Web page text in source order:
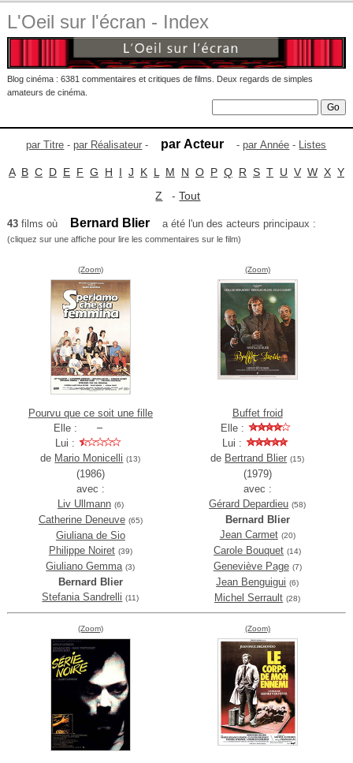
L'Oeil sur l'écran - Index
Blog cinéma : 6381 commentaires et critiques de films. Deux regards de simples
amateurs de cinéma.
par Titre -par Réalisateur - par Acteur -par Année - Listes
A B C D E F G H I J K L M N O P Q R S T U V W X Y
Z -Tout
43films où Bernard Blier a été l'un des acteurs principaux :
(cliquez sur une affiche pour lire les commentaires sur le film)
(Zoom)
Pourvu que ce soit une fille
Elle :
Lui :
de Mario Monicelli (13)
(1986)
avec :
Liv Ullmann (6)
Catherine Deneuve (65)
Giuliana de Sio
Philippe Noiret (39)
Giuliano Gemma (3)
Bernard Blier
Stefania Sandrelli (11)
(Zoom)
Buffet froid
Elle :
Lui :
de Bertrand Blier (15)
(1979)
avec :
Gérard Depardieu (58)
Bernard Blier
Jean Carmet (20)
Carole Bouquet (14)
Geneviève Page (7)
Jean Benguigui (6)
Michel Serrault (28)
(Zoom) (Zoom)